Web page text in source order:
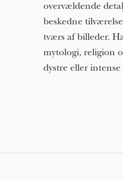
overvældende
beskedne
tværs af billeder.
mytologi, religion
dystre eller